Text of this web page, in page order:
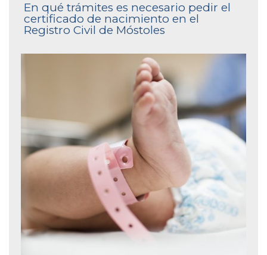
En qué trámites es necesario pedir el
certificado de nacimiento en el
Registro Civil de Móstoles